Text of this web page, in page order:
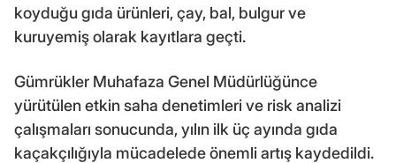
koyduğu gıda ürünleri, çay, bal, bulgur ve
kuruyemiş olarak kayıtlara geçti.
Gümrükler Muhafaza Genel Müdürlüğünce
yürütülen etkin saha denetimleri ve risk analizi
çalışmaları sonucunda, yılın ilk üç ayında gıda
kaçakçılığıyla mücadelede önemli artış kaydedildi.